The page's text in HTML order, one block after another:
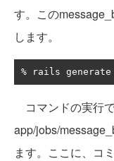
す。この
します。
% rails generate
コマンドの実行で
app/jobs/
ます。ここに、コ